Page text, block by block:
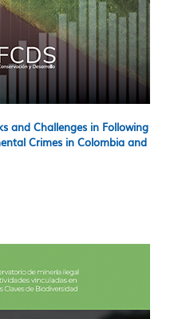
and Challenges in Following
Crimes in Colombia and